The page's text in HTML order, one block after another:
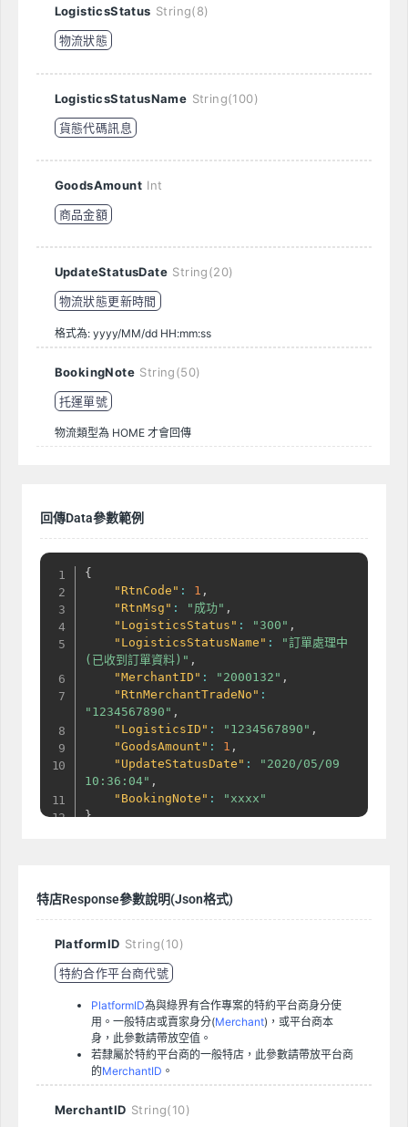
LogisticsStatus String(8)
物流狀態
LogisticsStatusName String(100)
貨態代碼訊息
GoodsAmount Int
商品金額
UpdateStatusDate String(20)
物流狀態更新時間
格式為: yyyy/MM/dd HH:mm:ss
BookingNote String(50)
托運單號
物流類型為 HOME 才會回傳
回傳Data參數範例
{
"RtnCode" : 1 ,
"RtnMsg" : "成功" ,
"LogisticsStatus" : "300" ,
"LogisticsStatusName" :
"訂單處理中
(已收到訂單資料)" ,
"MerchantID" : "2000132" ,
"RtnMerchantTradeNo" :
"1234567890" ,
"LogisticsID" : "1234567890" ,
"GoodsAmount" : 1 ,
"UpdateStatusDate" :
"2020/05/09
10:36:04" ,
"BookingNote" :
"xxxx"
}
特店Response參數說明(Json格式)
PlatformID String(10)
特約合作平台商代號
PlatformID為與綠界有合作專案的特約平台商身分使
用。一般特店或賣家身分(Merchant)，或平台商本
身，此參數請帶放空值。
若隸屬於特約平台商的一般特店，此參數請帶放平台商
的MerchantID 。
MerchantID String(10)